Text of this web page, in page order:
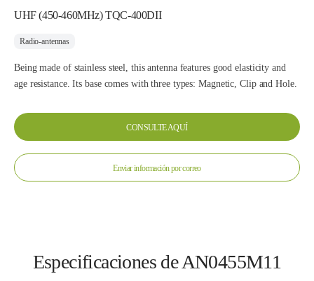
UHF (450-460MHz) TQC-400DII
Radio-antennas
Being made of stainless steel, this antenna features good elasticity and
age resistance. Its base comes with three types: Magnetic, Clip and Hole.
CONSULTE AQUÍ
Enviar información por correo
Especificaciones de AN0455M11